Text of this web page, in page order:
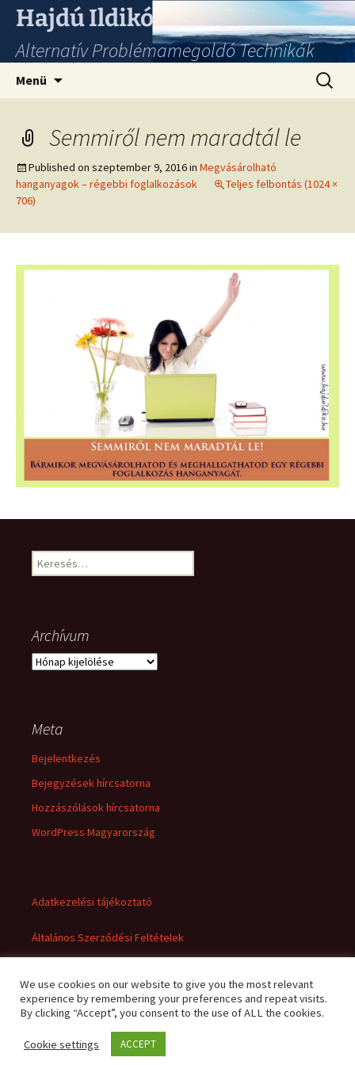
Hajdú Ildikó
Alternatív Problémamegoldó Technikák
Menü
Semmiről nem maradtál le
Published on szeptember 9, 2016in Megvásárolható
hanganyagok – régebbi foglalkozások
Teljes felbontás (1024 ×
706)
Keresés:
Archívum
Archívum
Meta
Bejelentkezés
Bejegyzések hírcsatorna
Hozzászólások hírcsatorna
WordPress Magyarország
Adatkezelési tájékoztató
Általános Szerződési Feltételek
Adatkezelési tájékoztató
We use cookies on our website to give you the most relevant
experience by remembering your preferences and repeat visits.
By clicking “Accept”, you consent to the use of ALL the cookies.
Cookie settings ACCEPT